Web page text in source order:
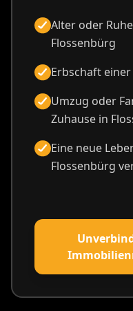
Alter oder
Flossenbürg
Erbschaft
Umzug oder
Zuhause in
Eine neue
Flossenbürg